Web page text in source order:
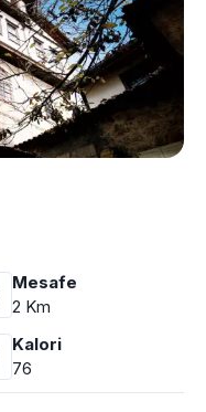
Mesafe
2 Km
Kalori
76